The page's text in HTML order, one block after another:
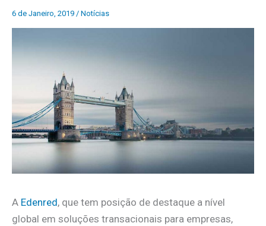
6 de Janeiro, 2019 / Notícias
A Edenred, que tem posição de destaque a nível
global em soluções transacionais para empresas,